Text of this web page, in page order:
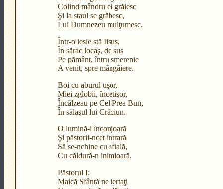
Colind mândru ei grăiesc
Şi la staul se grăbesc,
Lui Dumnezeu mulţumesc.
Într-o iesle stă Iisus,
În sărac locaş, de sus
Pe pământ, întru smerenie
A venit, spre mângâiere.
Boi cu aburul uşor,
Miei zglobii, încetişor,
Încălzeau pe Cel Prea Bun,
În sălaşul lui Crăciun.
O lumină-i înconjoară
Şi păstorii-ncet intrară
Să se-nchine cu sfială,
Cu căldură-n inimioară.
Păstorul I:
Maică Sfântă ne iertaţi